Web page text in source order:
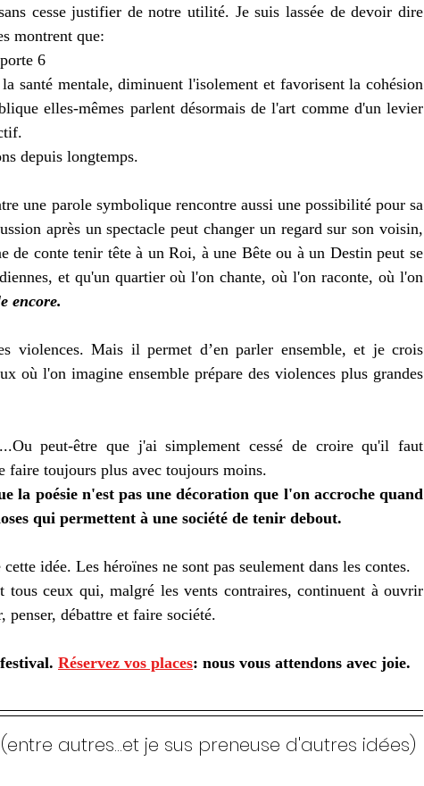
cesse justifier de notre utilité. Je suis lassée de devoir dire
montrent que:
6
santé mentale, diminuent l'isolement et favorisent la cohésion
elles-mêmes parlent désormais de l'art comme d'un levier
depuis longtemps.
une parole symbolique rencontre aussi une possibilité pour sa
après un spectacle peut changer un regard sur son voisin,
de conte tenir tête à un Roi, à une Bête ou à un Destin peut se
et qu'un quartier où l'on chante, où l'on raconte, où l'on
encore.
violences. Mais il permet d’en parler ensemble, et je crois
où l'on imagine ensemble prépare des violences plus grandes
peut-être que j'ai simplement cessé de croire qu'il faut
faire toujours plus avec toujours moins.
la poésie n'est pas une décoration que l'on accroche quand
qui permettent à une société de tenir debout.
idée. Les héroïnes ne sont pas seulement dans les contes.
tous ceux qui, malgré les vents contraires, continuent à ouvrir
penser, débattre et faire société.
Réservez vos places: nous vous attendons avec joie.
(entre autres...et je sus preneuse d'autres idées)